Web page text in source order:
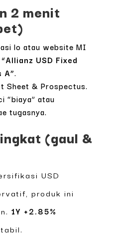
2 menit
lo atau website MI
“Allianz USD Fixed
A”.
Sheet & Prospectus.
“biaya” atau
tugasnya.
(gaul &
USD
produk ini
1Y +2.85%